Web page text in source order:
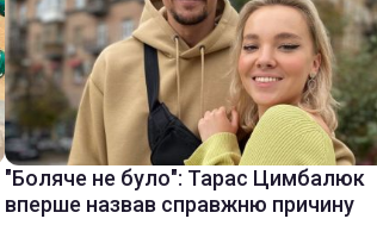
"Боляче не було": Тарас Цимбалюк
вперше назвав справжню причину